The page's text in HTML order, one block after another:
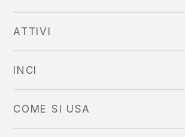
ATTIVI
INCI
COME SI USA